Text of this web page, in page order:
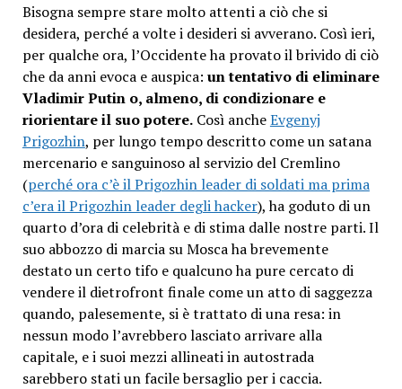
Bisogna sempre stare molto attenti a ciò che si
desidera, perché a volte i desideri si avverano. Così ieri,
per qualche ora, l’Occidente ha provato il brivido di ciò
che da anni evoca e auspica: un tentativo di eliminare
Vladimir Putin o, almeno, di condizionare e
riorientare il suo potere.Così ancheEvgenyj
Prigozhin, per lungo tempo descritto come un satana
mercenario e sanguinoso al servizio del Cremlino
(perché ora c’è il Prigozhin leader di soldati ma prima
c’era il Prigozhin leader degli hacker), ha goduto di un
quarto d’ora di celebrità e di stima dalle nostre parti. Il
suo abbozzo di marcia su Mosca ha brevemente
destato un certo tifo e qualcuno ha pure cercato di
vendere il dietrofront finale come un atto di saggezza
quando, palesemente, si è trattato di una resa: in
nessun modo l’avrebbero lasciato arrivare alla
capitale, e i suoi mezzi allineati in autostrada
sarebbero stati un facile bersaglio per i caccia.